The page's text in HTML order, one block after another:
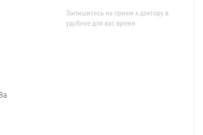
Запишитесь на прием к доктору в
удобное для вас время